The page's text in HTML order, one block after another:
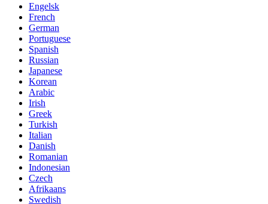
Engelsk
French
German
Portuguese
Spanish
Russian
Japanese
Korean
Arabic
Irish
Greek
Turkish
Italian
Danish
Romanian
Indonesian
Czech
Afrikaans
Swedish